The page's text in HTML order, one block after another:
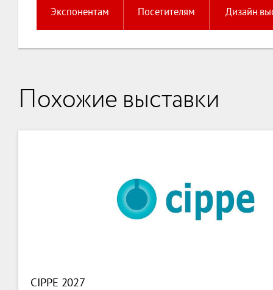
Экспонентам Посетителям Дизайн
Похожие выставки
CIPPE 2027